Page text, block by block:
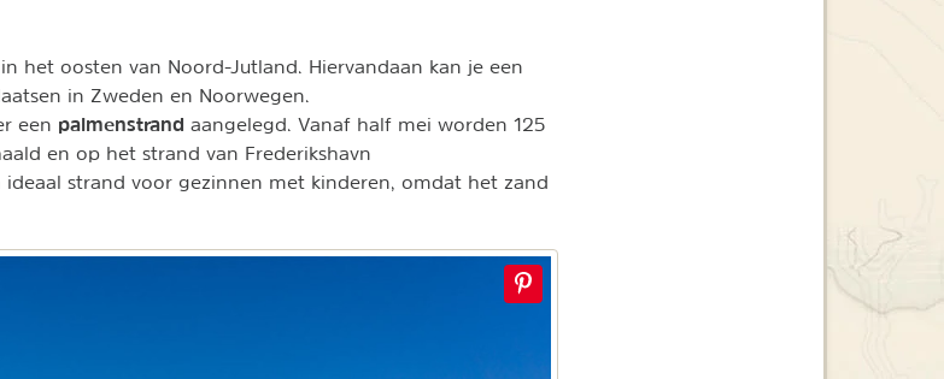
het oosten van Noord-Jutland. Hiervandaan kan je een
in Zweden en Noorwegen.
een palmenstrand aangelegd. Vanaf half mei worden 125
en op het strand van Frederikshavn
ideaal strand voor gezinnen met kinderen, omdat het zand